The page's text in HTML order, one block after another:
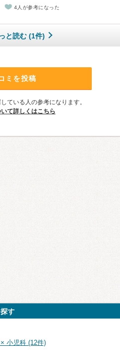
4人が参考になった
と読む (1件)
ミを投稿
ている人の参考になります。
て詳しくはこちら
す
小児科 (12件)